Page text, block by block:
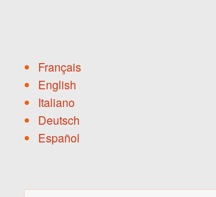
Français
English
Italiano
Deutsch
Español